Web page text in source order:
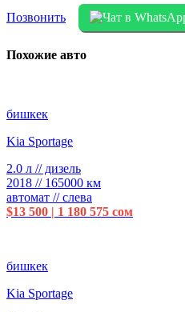
Позвонить
Похожие авто
бишкек
Kia Sportage
2.0 л // дизель
2018 // 165000 км
автомат // слева
$13 500 | 1 180 575 сом
бишкек
Kia Sportage